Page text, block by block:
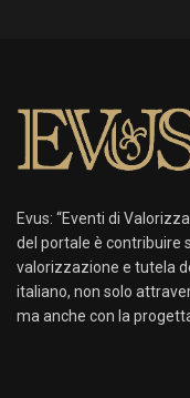
Evus: “Eventi di
del portale è contribuire
valorizzazione e tutela
italiano, non solo
ma anche con la